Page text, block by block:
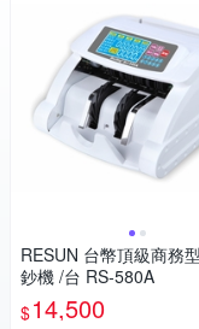
RESUN 台幣頂級商務
鈔機 /台 RS-580A
$14,500